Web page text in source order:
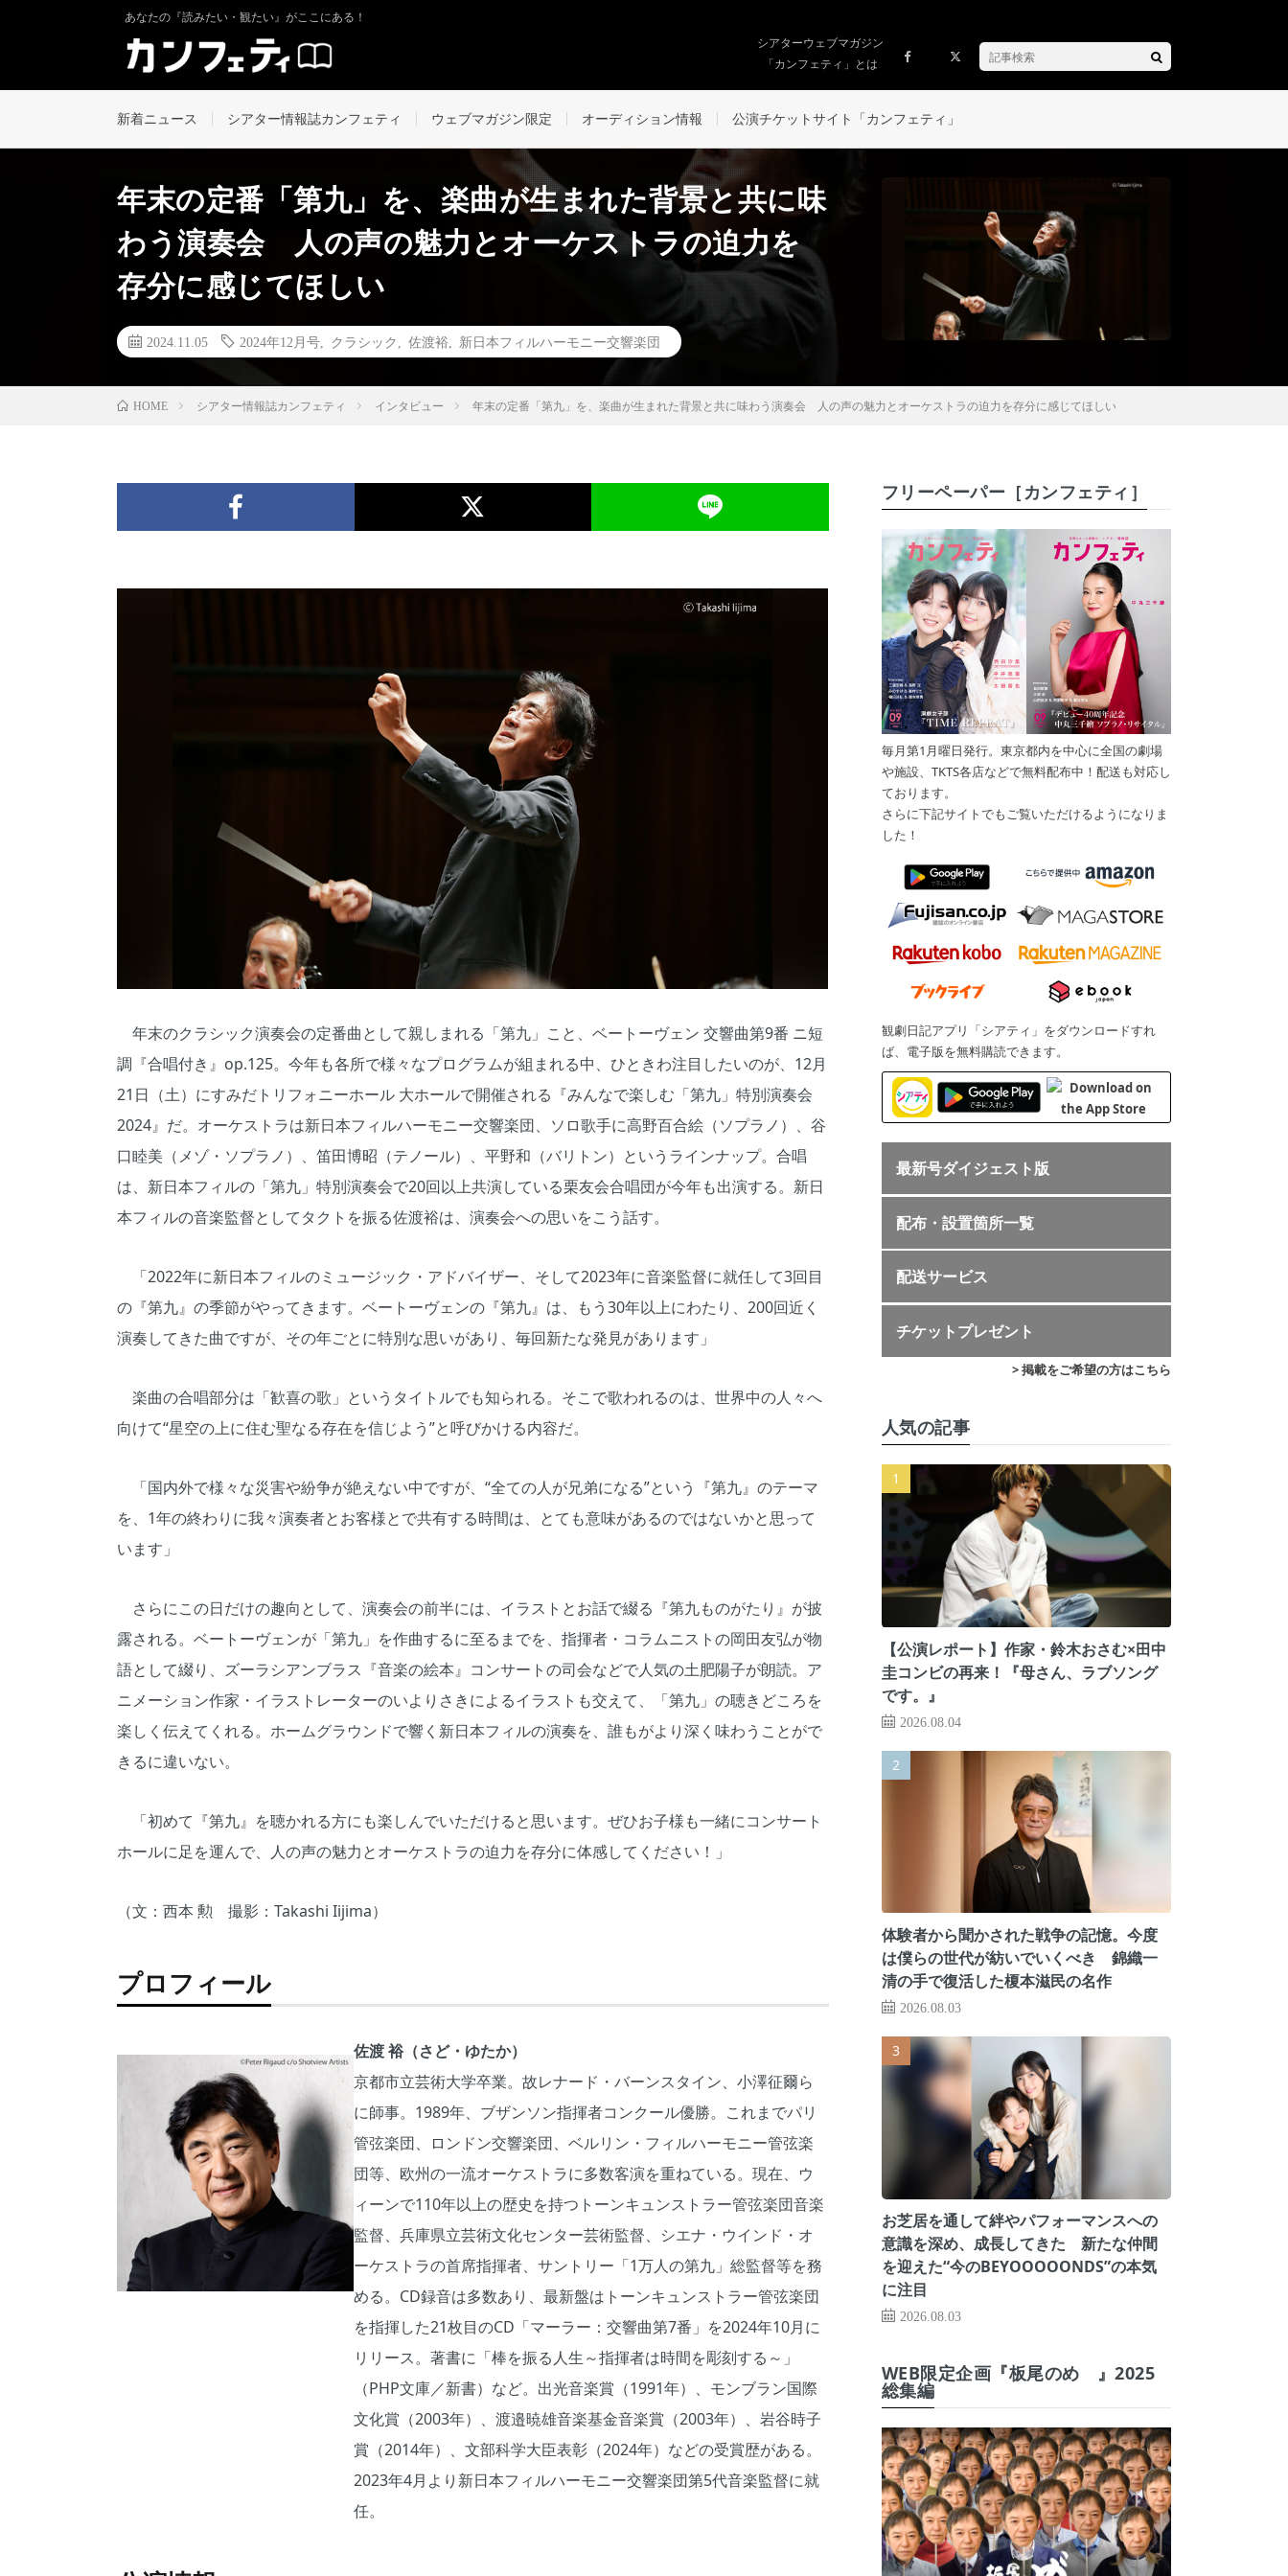
あなたの『読みたい・観たい』がここにある！
シアターウェブマガジン
「カンフェティ」とは
新着ニュース シアター情報誌カンフェティ ウェブマガジン限定 オーディション情報 公演チケットサイト「カンフェティ」
年末の定番「第九」を、楽曲が生まれた背景と共に味
わう演奏会 人の声の魅力とオーケストラの迫力を
存分に感じてほしい
2024.11.05 2024年12月号 クラシック 佐渡裕 新日本フィルハーモニー交響楽団
HOME シアター情報誌カンフェティ インタビュー 年末の定番「第九」を、楽曲が生まれた背景と共に味わう演奏会 人の声の魅力とオーケストラの迫力を存分に感じてほしい
年末のクラシック演奏会の定番曲として親しまれる「第九」こと、ベートーヴェン 交響曲第9番 ニ短
調『合唱付き』op.125。今年も各所で様々なプログラムが組まれる中、ひときわ注目したいのが、12月
21日（土）にすみだトリフォニーホール 大ホールで開催される『みんなで楽しむ「第九」特別演奏会
2024』だ。オーケストラは新日本フィルハーモニー交響楽団、ソロ歌手に高野百合絵（ソプラノ）、谷
口睦美（メゾ・ソプラノ）、笛田博昭（テノール）、平野和（バリトン）というラインナップ。合唱
は、新日本フィルの「第九」特別演奏会で20回以上共演している栗友会合唱団が今年も出演する。新日
本フィルの音楽監督としてタクトを振る佐渡裕は、演奏会への思いをこう話す。
「2022年に新日本フィルのミュージック・アドバイザー、そして2023年に音楽監督に就任して3回目
の『第九』の季節がやってきます。ベートーヴェンの『第九』は、もう30年以上にわたり、200回近く
演奏してきた曲ですが、その年ごとに特別な思いがあり、毎回新たな発見があります」
楽曲の合唱部分は「歓喜の歌」というタイトルでも知られる。そこで歌われるのは、世界中の人々へ
向けて“星空の上に住む聖なる存在を信じよう”と呼びかける内容だ。
「国内外で様々な災害や紛争が絶えない中ですが、“全ての人が兄弟になる”という『第九』のテーマ
を、1年の終わりに我々演奏者とお客様とで共有する時間は、とても意味があるのではないかと思って
います」
さらにこの日だけの趣向として、演奏会の前半には、イラストとお話で綴る『第九ものがたり』が披
露される。ベートーヴェンが「第九」を作曲するに至るまでを、指揮者・コラムニストの岡田友弘が物
語として綴り、ズーラシアンブラス『音楽の絵本』コンサートの司会などで人気の土肥陽子が朗読。ア
ニメーション作家・イラストレーターのいよりさきによるイラストも交えて、「第九」の聴きどころを
楽しく伝えてくれる。ホームグラウンドで響く新日本フィルの演奏を、誰もがより深く味わうことがで
きるに違いない。
「初めて『第九』を聴かれる方にも楽しんでいただけると思います。ぜひお子様も一緒にコンサート
ホールに足を運んで、人の声の魅力とオーケストラの迫力を存分に体感してください！」
（文：西本 勲 撮影：Takashi Iijima）
プロフィール
佐渡 裕（さど・ゆたか）
京都市立芸術大学卒業。故レナード・バーンスタイン、小澤征爾ら
に師事。1989年、ブザンソン指揮者コンクール優勝。これまでパリ
管弦楽団、ロンドン交響楽団、ベルリン・フィルハーモニー管弦楽
団等、欧州の一流オーケストラに多数客演を重ねている。現在、ウ
ィーンで110年以上の歴史を持つトーンキュンストラー管弦楽団音楽
監督、兵庫県立芸術文化センター芸術監督、シエナ・ウインド・オ
ーケストラの首席指揮者、サントリー「1万人の第九」総監督等を務
める。CD録音は多数あり、最新盤はトーンキュンストラー管弦楽団
を指揮した21枚目のCD「マーラー：交響曲第7番」を2024年10月に
リリース。著書に「棒を振る人生～指揮者は時間を彫刻する～」
（PHP文庫／新書）など。出光音楽賞（1991年）、モンブラン国際
文化賞（2003年）、渡邉暁雄音楽基金音楽賞（2003年）、岩谷時子
賞（2014年）、文部科学大臣表彰（2024年）などの受賞歴がある。
2023年4月より新日本フィルハーモニー交響楽団第5代音楽監督に就
任。
フリーペーパー［カンフェティ］
毎月第1月曜日発行。東京都内を中心に全国の劇場
や施設、TKTS各店などで無料配布中！配送も対応し
ております。
さらに下記サイトでもご覧いただけるようになりま
した！
観劇日記アプリ「シアティ」をダウンロードすれ
ば、電子版を無料購読できます。
最新号ダイジェスト版
配布・設置箇所一覧
配送サービス
チケットプレゼント
> 掲載をご希望の方はこちら
人気の記事
【公演レポート】作家・鈴木おさむ×田中
圭コンビの再来！『母さん、ラブソング
です。』
2026.08.04
体験者から聞かされた戦争の記憶。今度
は僕らの世代が紡いでいくべき 錦織一
清の手で復活した榎本滋民の名作
2026.08.03
お芝居を通して絆やパフォーマンスへの
意識を深め、成長してきた 新たな仲間
を迎えた“今のBEYOOOOONDS”の本気
に注目
2026.08.03
WEB限定企画『板尾のめ゙』2025
総集編